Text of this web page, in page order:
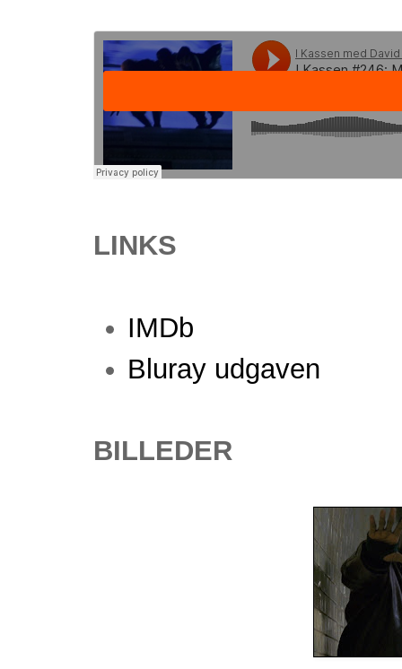
LINKS
IMDb
Bluray udgaven
BILLEDER